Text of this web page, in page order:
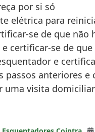
por si só
elétrica para
se de que não
certificar-se de
e
anteriores
visita